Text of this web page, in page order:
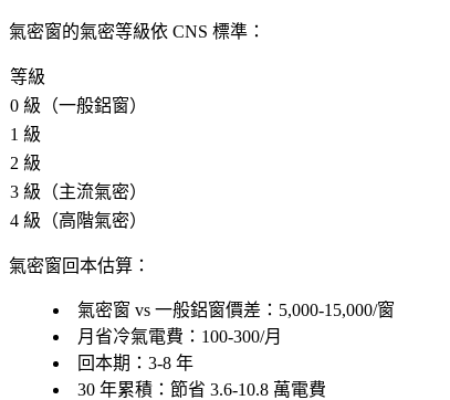
氣密窗的氣密等級依 CNS 標準：
等級
0 級（一般鋁窗）
1 級
2 級
3 級（主流氣密）
4 級（高階氣密）
氣密窗回本估算 ：
氣密窗 vs 一般鋁窗價差：5,000-15,000/窗
月省冷氣電費：100-300/月
回本期：3-8 年
30 年累積：節省 3.6-10.8 萬電費